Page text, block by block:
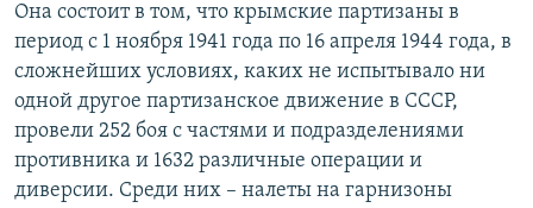
Она состоит в том, что крымские партизаны в
период с 1 ноября 1941 года по 16 апреля 1944 года, в
сложнейших условиях, каких не испытывало ни
одной другое партизанское движение в СССР,
провели 252 боя с частями и подразделениями
противника и 1632 различные операции и
диверсии. Среди них – налеты на гарнизоны